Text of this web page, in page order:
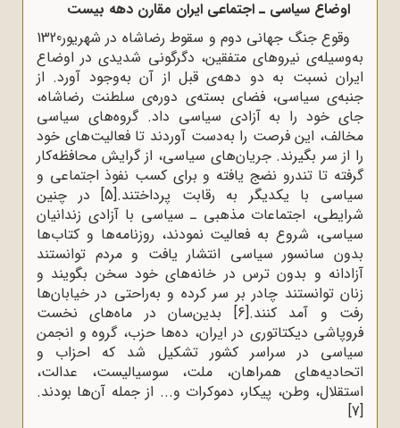
اوضاع سیاسی ـ اجتماعی ایران مقارن دهه بیست
وقوع جنگ‌ جهانی دوم و سقوط رضاشاه در شهریور1320
به‌وسیله‌ی نیروهای متفقین، دگرگونی شدیدی در اوضاع
ایران نسبت به دو دهه‌ی قبل از آن به‌وجود آورد. از
جنبه‌ی سیاسی، فضای بسته‌ی دوره‌ی سلطنت رضاشاه،
جای خود را به آزادی سیاسی داد. گروه‌های سیاسی
مخالف، این فرصت را به‌دست آوردند تا فعالیت‌های خود
را از سر بگیرند. جریان‌های سیاسی، از گرایش محافظه‌کار
گرفته تا تندرو نضج یافته و برای کسب نفوذ اجتماعی و
سیاسی با یکدیگر به رقابت پرداختند.[5] در چنین
شرایطی، اجتماعات مذهبی ـ سیاسی با آزادی زندانیان
سیاسی، شروع به فعالیت نمودند، روزنامه‌ها و کتاب‌ها
بدون سانسور سیاسی انتشار یافت و مردم توانستند
آزادانه و بدون ترس در خانه‌های خود سخن بگویند و
زنان توانستند چادر بر سر کرده و به‌راحتی در خیابان‌ها
رفت و آمد کنند.[6]
بدین‌سان در ماه‌های نخست
فروپاشی دیکتاتوری در ایران، ده‌ها حزب، گروه و انجمن
سیاسی در سراسر کشور تشکیل شد که احزاب و
اتحادیه‌های همراهان، ملت، سوسیالیست، عدالت،
استقلال، وطن، پیکار، دموکرات و... از جمله آن‌ها بودند.
[7]